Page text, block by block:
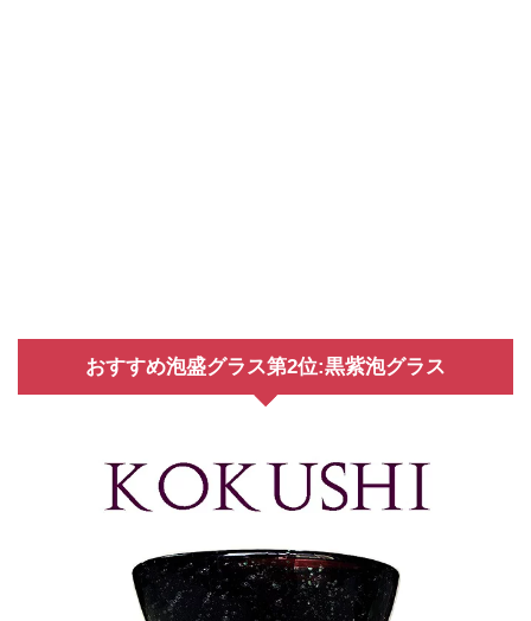
おすすめ泡盛グラス第2位:黒紫泡グラス